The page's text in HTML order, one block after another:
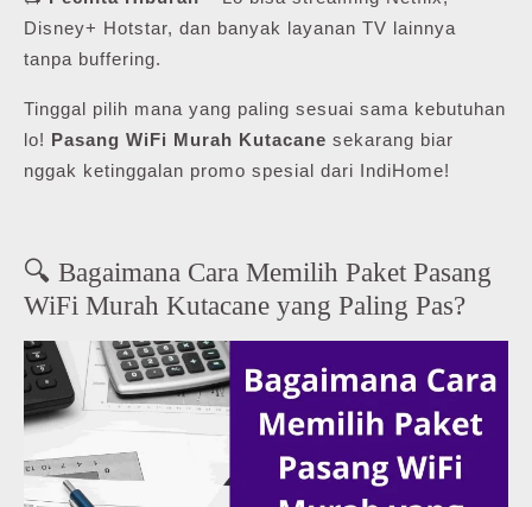
Disney+ Hotstar, dan banyak layanan TV lainnya
tanpa buffering.
Tinggal pilih mana yang paling sesuai sama kebutuhan
lo! Pasang WiFi Murah Kutacane sekarang biar
nggak ketinggalan promo spesial dari IndiHome!
🔍 Bagaimana Cara Memilih Paket Pasang
WiFi Murah Kutacane yang Paling Pas?